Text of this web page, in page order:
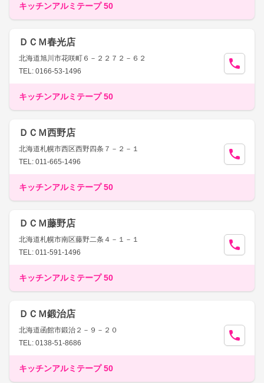
キッチンアルミテープ 50
ＤＣＭ春光店
北海道旭川市花咲町６－２２７２－６２
TEL: 0166-53-1496
キッチンアルミテープ 50
ＤＣＭ西野店
北海道札幌市西区西野四条７－２－１
TEL: 011-665-1496
キッチンアルミテープ 50
ＤＣＭ藤野店
北海道札幌市南区藤野二条４－１－１
TEL: 011-591-1496
キッチンアルミテープ 50
ＤＣＭ鍛治店
北海道函館市鍛治２－９－２０
TEL: 0138-51-8686
キッチンアルミテープ 50